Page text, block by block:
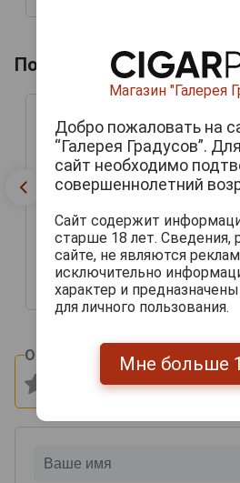
Похожие напитки по году
Armagnac Maison Gelas
1998 years Арманьяк
Мейсон Желас 1998г
0.7л в деревянной
упаковке
18 662 руб.
Оцените и напишите отзыв:
Магазин "Галерея
Добро пожаловать на
“Галерея Градусов”.
сайт необходимо
совершеннолетний
Сайт содержит
старше 18 лет.
сайте, не являются
исключительно
характер и
для личного пользования.
Мне больше